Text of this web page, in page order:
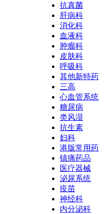
抗真菌
肝病科
消化科
血液科
肿瘤科
皮肤科
呼吸科
其他新特药
三高
心血管系统
糖尿病
类风湿
抗生素
妇科
港版常用药
镇痛药品
医疗器械
泌尿系统
疫苗
神经科
内分泌科